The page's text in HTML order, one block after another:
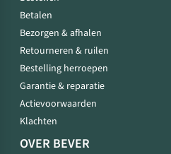
Betalen
Bezorgen & afhalen
Retourneren & ruilen
Bestelling herroepen
Garantie & reparatie
Actievoorwaarden
Klachten
OVER BEVER